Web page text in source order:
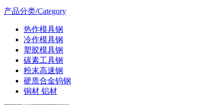
产品分类/Category
热作模具钢
冷作模具钢
塑胶模具钢
碳素工具钢
粉末高速钢
硬质合金钨钢
铜材 铝材